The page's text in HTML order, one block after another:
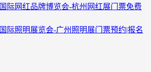
际网红品牌博览会-杭州网红展门票免费
际照明展览会-广州照明展门票预约|报名